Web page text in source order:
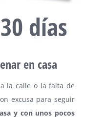
días
en casa
la calle o la falta de
excusa para seguir
y con unos pocos